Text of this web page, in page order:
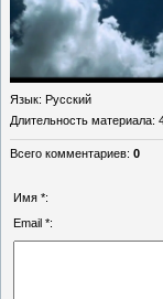
Язык: Русский
Длительность материала:
Всего комментариев: 0
Имя *:
Email *: